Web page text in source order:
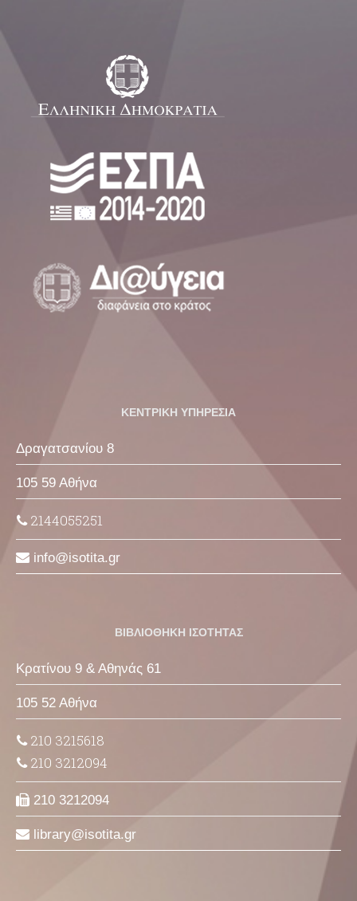
ΚΕΝΤΡΙΚΗ ΥΠΗΡΕΣΙΑ
Δραγατσανίου 8
105 59 Αθήνα
2144055251
info isotita gr
ΒΙΒΛΙΟΘΗΚΗ ΙΣΟΤΗΤΑΣ
Κρατίνου 9 & Αθηνάς 61
105 52 Αθήνα
210 3215618
210 3212094
210 3212094
library isotita gr